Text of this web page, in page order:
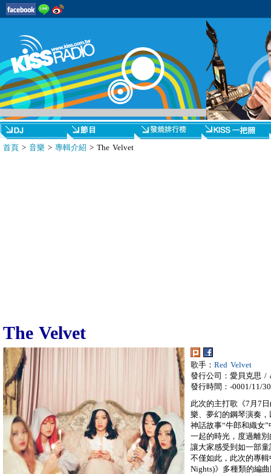
首頁 > 音樂 > 專輯介紹 > The Velvet
The Velvet
歌手： Red Velvet
發行公司：愛貝克思 /
發行時間：-0001/11/30
此次的主打歌《7月7
樂、夢幻的鋼琴演奏
神話故事“牛郎和織女
一起的時光，度過離
讓大家感受到如一部
不僅如此，此次的專
Nights)》多種類的編